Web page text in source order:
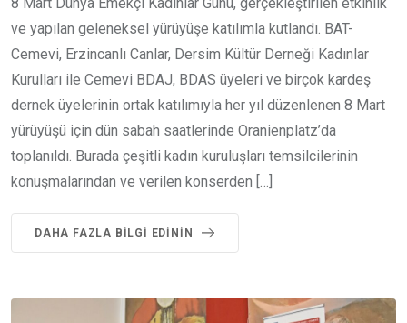
ve yapılan geleneksel yürüyüşe katılımla kutlandı. BAT-
Cemevi, Erzincanlı Canlar, Dersim Kültür Derneği Kadınlar
Kurulları ile Cemevi BDAJ, BDAS üyeleri ve birçok kardeş
dernek üyelerinin ortak katılımıyla her yıl düzenlenen 8 Mart
yürüyüşü için dün sabah saatlerinde Oranienplatz’da
toplanıldı. Burada çeşitli kadın kuruluşları temsilcilerinin
konuşmalarından ve verilen konserden […]
DAHA FAZLA BILGI EDININ